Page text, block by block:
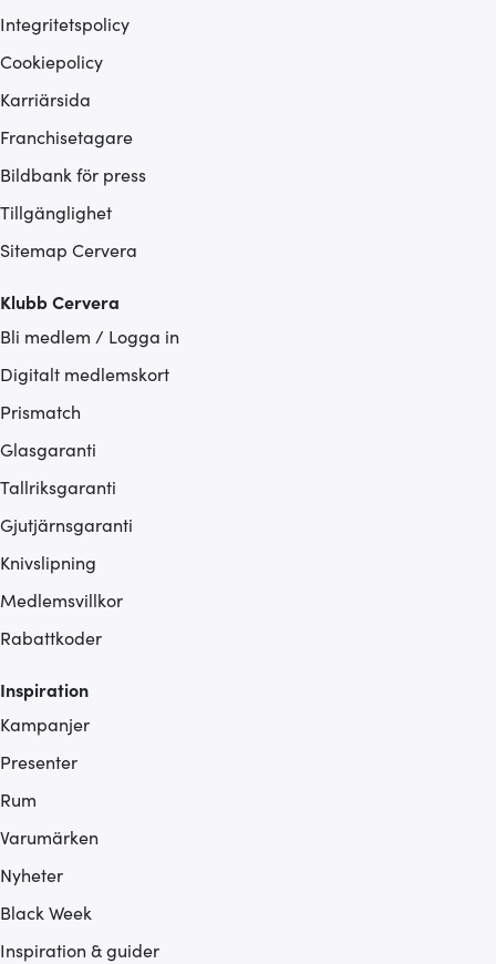
Integritetspolicy
Cookiepolicy
Karriärsida
Franchisetagare
Bildbank för press
Tillgänglighet
Sitemap Cervera
Klubb Cervera
Bli medlem / Logga in
Digitalt medlemskort
Prismatch
Glasgaranti
Tallriksgaranti
Gjutjärnsgaranti
Knivslipning
Medlemsvillkor
Rabattkoder
Inspiration
Kampanjer
Presenter
Rum
Varumärken
Nyheter
Black Week
Inspiration & guider